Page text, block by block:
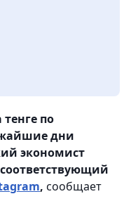
по
дни
экономист
, сообщает